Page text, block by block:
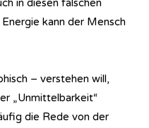
in diesen falschen
kann der Mensch
– verstehen will,
„Unmittelbarkeit“
die Rede von der